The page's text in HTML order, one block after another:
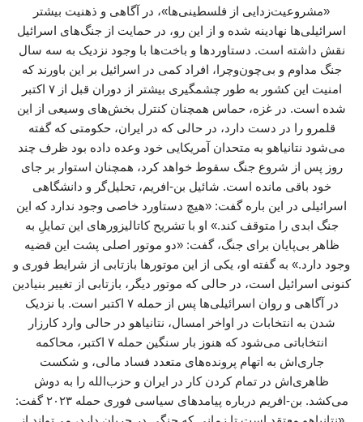
«مشروعیت‌زدایی از فلسطینی‌ها»، در آگاهی و ذهنیت بیشتر
اسرائیلی‌ها نهادینه شده و از این رو، در حمایت از جنگ‌های اسرائیل
نقش داشته است. دستاوردها و باخت‌ها با وجود نزدیک به سه سال
جنگ مداوم و بی‌چون‌وچرا، افراد کمی در اسرائیل بر این باورند که
امنیت این کشور به طور چشمگیری بیشتر از دوران قبل از ۷ اکتبر
شده است. در غزه، حماس همچنان کنترل بخش‌های وسیعی از این
قلمرو را در دست دارد، در حالی که در ایران، حکومتی که گفته
می‌شود نتانیاهو به متحدان آمریکایی خود وعده داده بود ظرف چند
روز پس از شروع جنگ سقوط خواهد کرد، همچنان استوار بر جای
خود باقی مانده است. شائیل بن-افریم، تحلیل‌گر و دانشگاهی
اسرائیلی در این باره گفت: «هیچ دستاورد خاصی وجود ندارد که این
جنگ ابدی را متوقف کند.» او با تشریح کاتالیزورهای این تمایلِ به
ظاهر بی‌پایان برای جنگ، گفت: «دو موتور اصلی پشت این قضیه
وجود دارد.» به گفته او، یکی از این موتورها بازتابی از شرایط فوری و
کنونی اسرائیل است، در حالی که موتور دیگر، بازتابی از تغییر بنیادین
در آگاهی و روان اسرائیلی‌ها پس از حمله ۷ اکتبر است. با نزدیک
شدن به انتخابات در اواخر امسال، نتانیاهو در حالی وارد کارزار
انتخاباتی می‌شود که هنوز بار سنگین حمله ۷ اکتبر، محاکمه
جاری‌اش به اتهام پرونده‌های متعدد فساد مالی، و شکست
ظاهری‌اش در تمام کردن کار در ایران و حزب‌الله را به دوش
می‌کشد. بن-افریم درباره پیامدهای سیاسی فوری حمله ۲۰۲۳ گفت: